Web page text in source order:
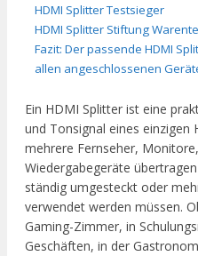
HDMI Splitter Testsieger
HDMI Splitter Stiftung
Fazit: Der passende HDMI
allen angeschlossenen
Ein HDMI Splitter ist eine
und Tonsignal eines einzigen
mehrere Fernseher,
Wiedergabegeräte
ständig umgesteckt oder
verwendet werden müssen.
Gaming-Zimmer, in
Geschäften, in der